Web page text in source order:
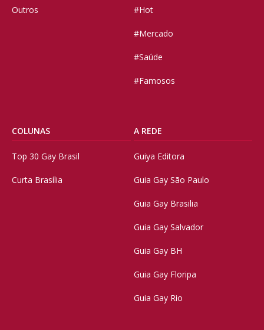
Outros #Hot
#Mercado
#Saúde
#Famosos
COLUNAS
Top 30 Gay Brasil
Curta Brasília
A REDE
Guiya Editora
Guia Gay São Paulo
Guia Gay Brasilia
Guia Gay Salvador
Guia Gay BH
Guia Gay Floripa
Guia Gay Rio